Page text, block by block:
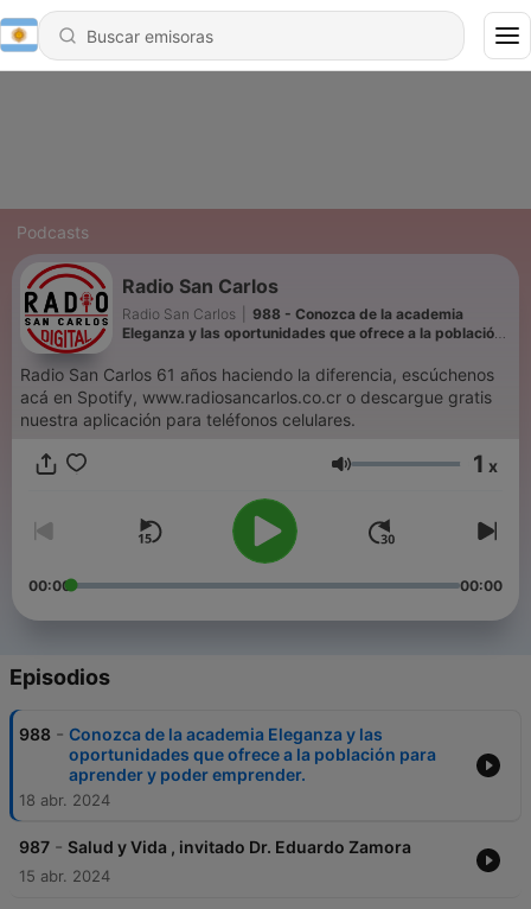
Podcasts
Radio San Carlos
Radio San Carlos
988 - Conozca de la academia
Eleganza y las oportunidades que ofrece a la población
Radio San Carlos 61 años haciendo la diferencia, escúchenos
acá en Spotify, www.radiosancarlos.co.cr o descargue gratis
nuestra aplicación para teléfonos celulares.
Volumen 1 x
00:00 00:00
Episodios
988 - Conozca de la academia Eleganza y las
oportunidades que ofrece a la población para
aprender y poder emprender.
18 abr. 2024
987 - Salud y Vida , invitado Dr. Eduardo Zamora
15 abr. 2024